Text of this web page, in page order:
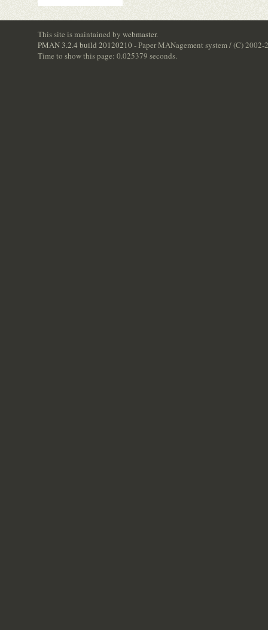
This site is maintained by webmaster.
PMAN 3.2.4 build 20120210 - Paper MANagement system / (C)
Time to show this page: 0.025379 seconds.